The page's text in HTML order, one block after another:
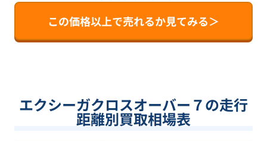
この価格以上で売れるか見てみる＞
エクシーガクロスオーバー７の走行
距離別買取相場表